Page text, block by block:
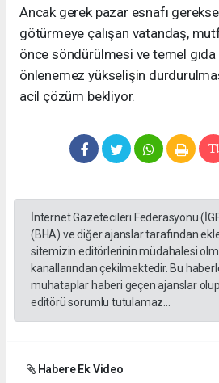
Ancak gerek pazar esnafı
götürmeye çalışan vatandaş,
önce söndürülmesi ve temel
önlenemez yükselişin
acil çözüm bekliyor.
İnternet Gazetecileri Federasyonu
(BHA) ve diğer ajanslar tarafından
sitemizin editörlerinin müdahalesi
kanallarından çekilmektedir. Bu
muhataplar haberi geçen ajanslar
editörü sorumlu tutulamaz...
Habere Ek Video